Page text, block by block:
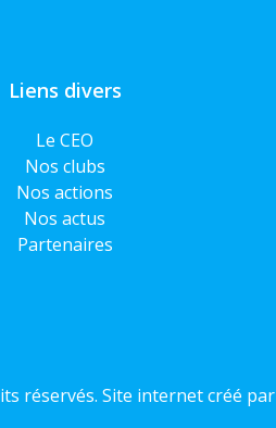
Liens divers
Le CEO
Nos clubs
Nos actions
Nos actus
Partenaires
réservés. Site internet créé par